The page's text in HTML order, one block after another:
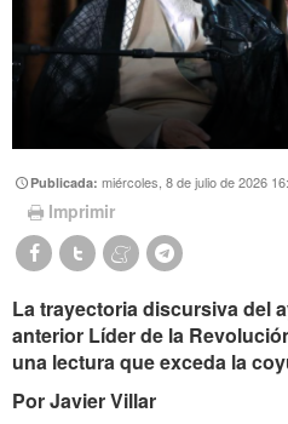
Publicada:miércoles, 8 de julio de 2026
Imprimir
La trayectoria discursiva del
anterior Líder de la
una lectura que exceda la
Por Javier Villar